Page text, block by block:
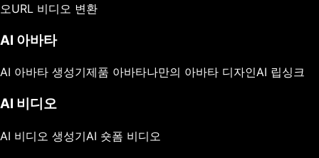
오URL 비디오 변환
AI 아바타
AI 아바타 생성기제품 아바타나만의 아바타 디자인AI 립싱크
AI 비디오
AI 비디오 생성기AI 숏폼 비디오